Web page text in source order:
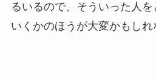
るいるので、そういった人
いくかのほうが大変かもしれ